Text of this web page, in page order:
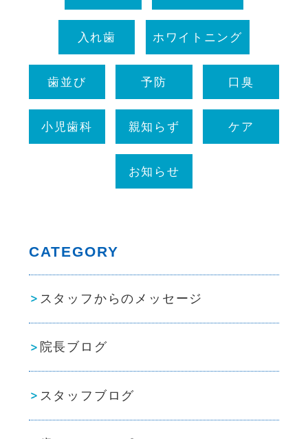
入れ歯 ホワイトニング
歯並び 予防 口臭
小児歯科 親知らず ケア
お知らせ
CATEGORY
スタッフからのメッセージ
院長ブログ
スタッフブログ